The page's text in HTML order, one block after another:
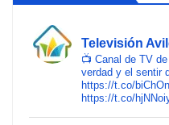
Televisión
📺 Canal de TV
verdad y el sentir
https://t.co/
https://t.co/